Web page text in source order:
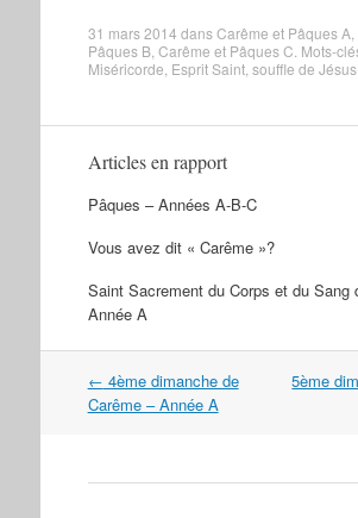
31 mars 2014 dansCarême et Pâques A,
Pâques B, Carême et Pâques C . Mots-
Miséricorde Esprit Saint, souffle de Jésus
Articles en rapport
Pâques – Années A-B-C
Vous avez dit « Carême »?
Saint Sacrement du Corps et du Sang
Année A
Navigation
dans
← 4ème dimanche de
Carême – Année A
5ème